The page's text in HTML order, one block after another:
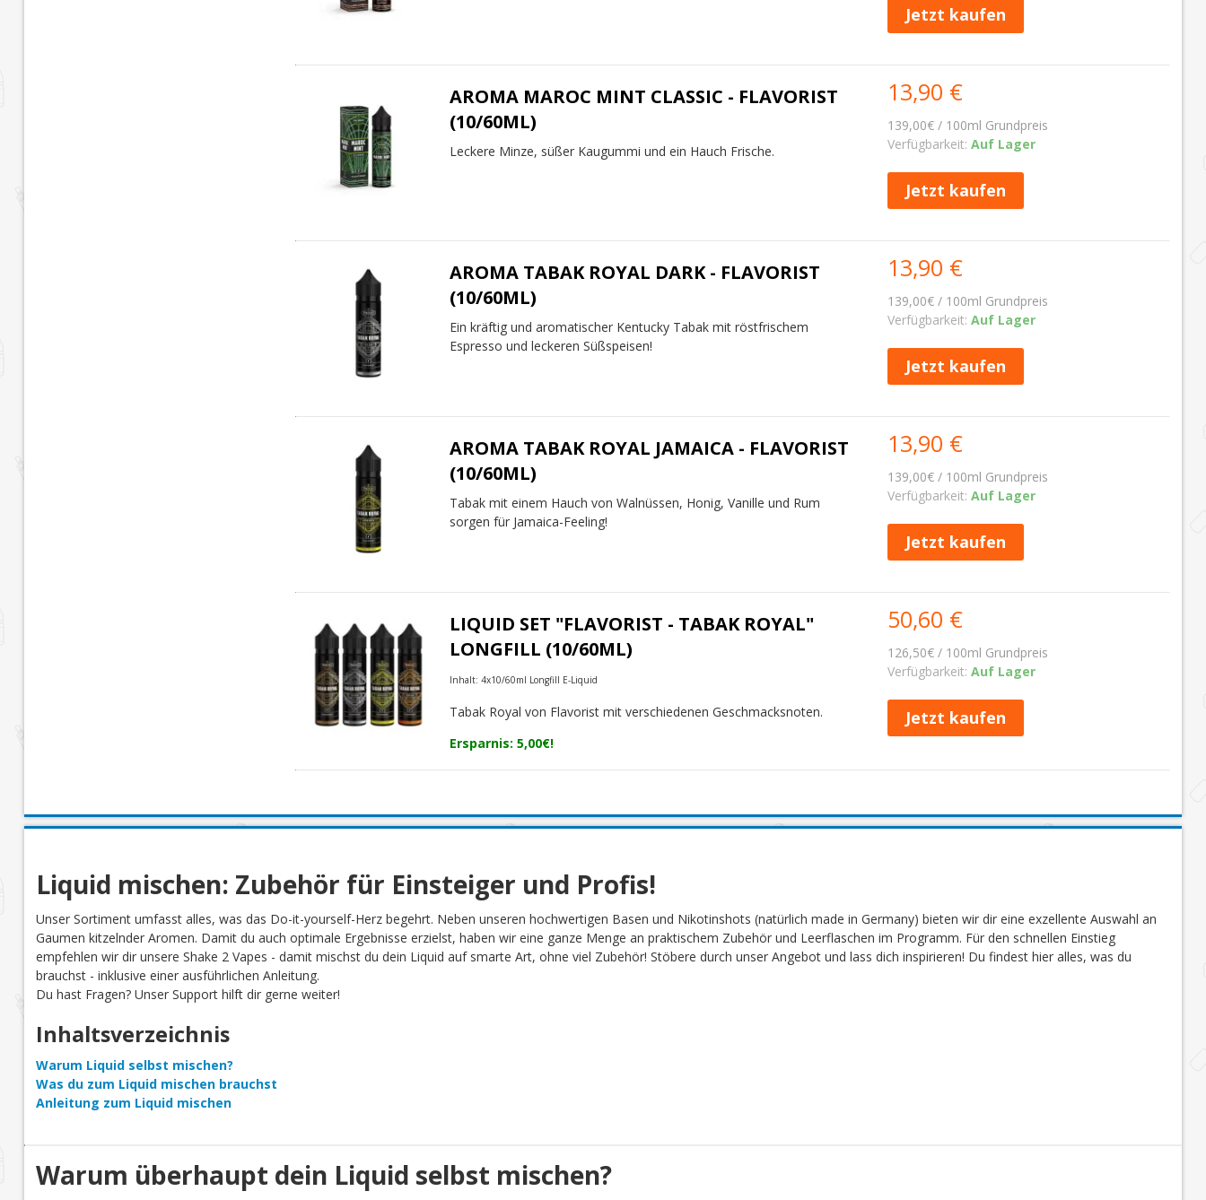
Jetzt kaufen
AROMA MAROC MINT CLASSIC - FLAVORIST
(10/60ML)
Leckere Minze, süßer Kaugummi und ein Hauch Frische.
13,90 €
139,00€ / 100ml Grundpreis
Verfügbarkeit: Auf Lager
Jetzt kaufen
AROMA TABAK ROYAL DARK - FLAVORIST
(10/60ML)
Ein kräftig und aromatischer Kentucky Tabak mit röstfrischem
Espresso und leckeren Süßspeisen!
13,90 €
139,00€ / 100ml Grundpreis
Verfügbarkeit: Auf Lager
Jetzt kaufen
AROMA TABAK ROYAL JAMAICA - FLAVORIST
(10/60ML)
Tabak mit einem Hauch von Walnüssen, Honig, Vanille und Rum
sorgen für Jamaica-Feeling!
13,90 €
139,00€ / 100ml Grundpreis
Verfügbarkeit: Auf Lager
Jetzt kaufen
LIQUID SET "FLAVORIST - TABAK ROYAL"
LONGFILL (10/60ML)
Inhalt: 4x10/60ml Longfill E-Liquid
Tabak Royal von Flavorist mit verschiedenen Geschmacksnoten.
Ersparnis: 5,00€!
50,60 €
126,50€ / 100ml Grundpreis
Verfügbarkeit: Auf Lager
Jetzt kaufen
Liquid mischen: Zubehör für Einsteiger und Profis!
Unser Sortiment umfasst alles, was das Do-it-yourself-Herz begehrt. Neben unseren hochwertigen Basen und Nikotinshots (natürlich made in Germany) bieten wir dir eine exzellente Auswahl an
Gaumen kitzelnder Aromen. Damit du auch optimale Ergebnisse erzielst, haben wir eine ganze Menge an praktischem Zubehör und Leerflaschen im Programm. Für den schnellen Einstieg
empfehlen wir dir unsere Shake 2 Vapes - damit mischst du dein Liquid auf smarte Art, ohne viel Zubehör! Stöbere durch unser Angebot und lass dich inspirieren! Du findest hier alles, was du
brauchst - inklusive einer ausführlichen Anleitung.
Du hast Fragen? Unser Support hilft dir gerne weiter!
Inhaltsverzeichnis
Warum Liquid selbst mischen?
Was du zum Liquid mischen brauchst
Anleitung zum Liquid mischen
Warum überhaupt dein Liquid selbst mischen?